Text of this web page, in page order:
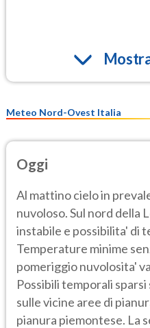
Meteo Nord-Ovest Italia
Oggi
Al mattino cielo in
nuvoloso. Sul nord della
instabile e possibilita' di
Temperature minime
pomeriggio nuvolosita'
Possibili temporali
sulle vicine aree di
pianura piemontese. La